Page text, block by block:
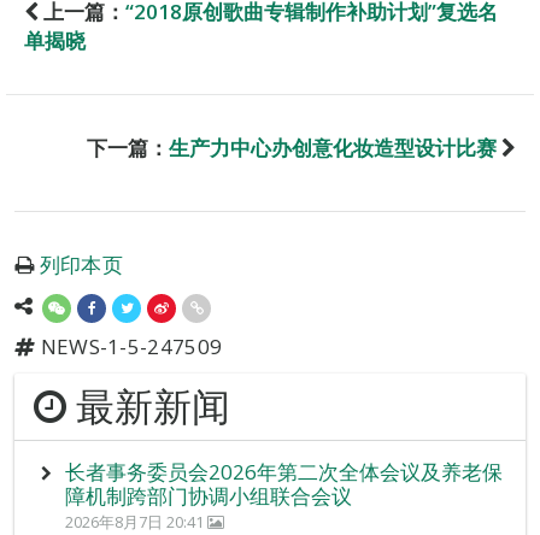
上一篇： “2018原创歌曲专辑制作补助计划”复选名
单揭晓
下一篇： 生产力中心办创意化妆造型设计比赛
列印本页
NEWS-1-5-247509
最新新闻
长者事务委员会2026年第二次全体会议及养老保
障机制跨部门协调小组联合会议
2026年8月7日 20:41